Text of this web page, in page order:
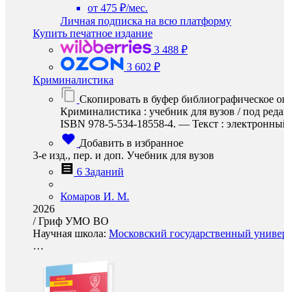
от 475 ₽/мес.
Личная подписка на всю платформу
Купить печатное издание
3 488 ₽
3 602 ₽
Криминалистика
Скопировать в буфер библиографическое
Криминалистика : учебник для вузов / под
ISBN 978-5-534-18558-4. — Текст :
Добавить в избранное
3-е изд., пер. и доп. Учебник для вузов
6 Заданий
Комаров И. М.
2026
/Гриф УМО ВО
Научная школа: Московский государственный
…